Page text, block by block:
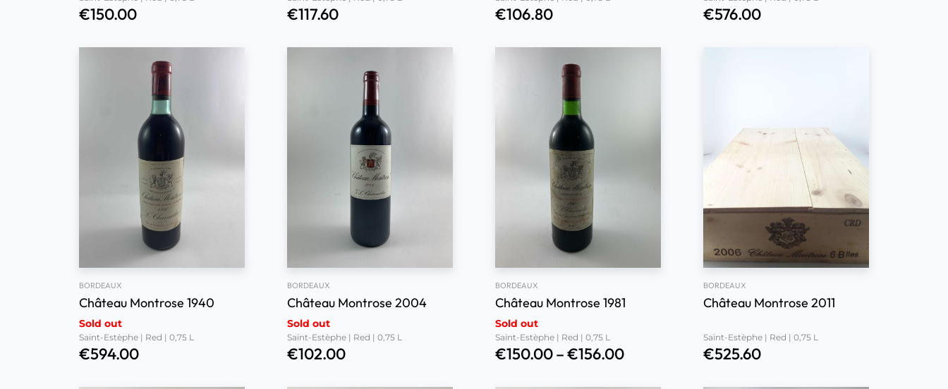
€150.00 €117.60 €106.80 €576.00
BORDEAUX
Château Montrose 1940
Sold out
Saint-Estèphe | Red | 0,75 L
€594.00
BORDEAUX
Château Montrose 2004
Sold out
Saint-Estèphe | Red | 0,75 L
€102.00
BORDEAUX
Château Montrose 1981
Sold out
Saint-Estèphe | Red | 0,75 L
€150.00–€156.00
BORDEAUX
Château Montrose 2011
Saint-Estèphe | Red | 0,75 L
€525.60